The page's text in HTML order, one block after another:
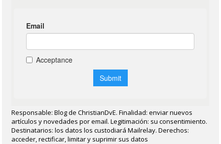
Responsable: Blog de ChristianDvE. Finalidad: enviar nuevos
artículos y novedades por email. Legitimación: su consentimiento.
Destinatarios: los datos los custodiará Mailrelay. Derechos:
acceder, rectificar, limitar y suprimir sus datos